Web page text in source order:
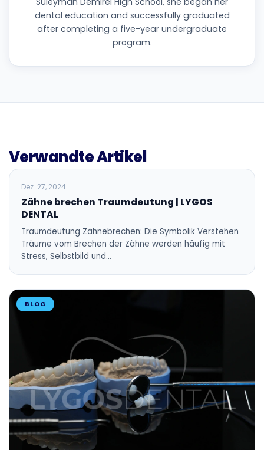
dental education and successfully graduated
after completing a five-year undergraduate
program.
Verwandte Artikel
BLOG
Dez. 27, 2024
Zähne brechen Traumdeutung | LYGOS
DENTAL
Traumdeutung Zähnebrechen: Die Symbolik Verstehen
Träume vom Brechen der Zähne werden häufig mit
Stress, Selbstbild und…
BLOG